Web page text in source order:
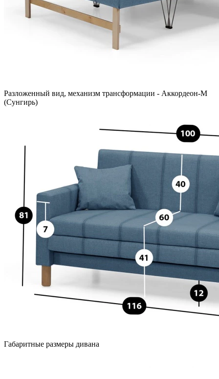
Разложенный вид, механизм трансформации - Аккордеон-М
(Сунгирь)
Габаритные размеры дивана